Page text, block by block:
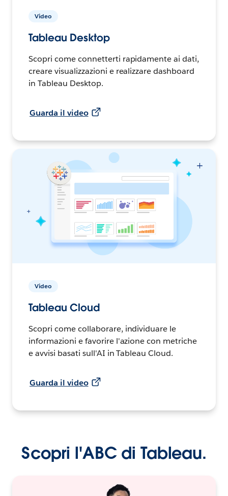
Video
Tableau Desktop
Scopri come connetterti rapidamente ai dati,
creare visualizzazioni e realizzare dashboard
in Tableau Desktop.
Guarda il video
Video
Tableau Cloud
Scopri come collaborare, individuare le
informazioni e favorire l'azione con metriche
e avvisi basati sull'AI in Tableau Cloud.
Guarda il video
Scopri l'ABC di Tableau.